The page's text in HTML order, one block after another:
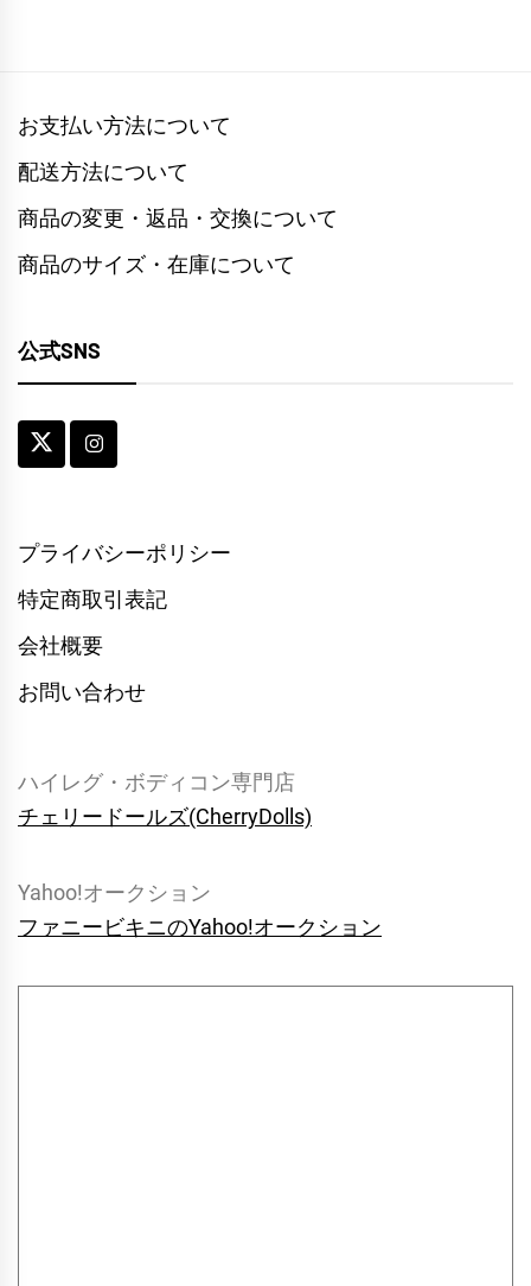
お支払い方法について
配送方法について
商品の変更・返品・交換について
商品のサイズ・在庫について
公式SNS
プライバシーポリシー
特定商取引表記
会社概要
お問い合わせ
ハイレグ・ボディコン専門店
チェリードールズ(CherryDolls)
Yahoo!オークション
ファニービキニのYahoo!オークション